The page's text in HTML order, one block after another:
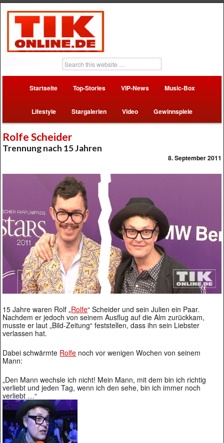
Startseite Top-Stories VIP-News Music-Box
Lifestyle Stargalerien Video Gewinnspiele
Rolfe Scheider
Trennung nach 15 Jahren
8. September 2011
15 Jahre waren Rolf „Rolfe“ Scheider und sein Julien ein Paar.
Nachdem er jedoch von seinem Ausflug auf die Alm zurückkam,
musste er laut „Bild-Zeitung“ feststellen, dass ihn sein Liebster
verlassen hat.
Dabei schwärmte Rolfe noch vor wenigen Wochen von seinem
Mann:
„Den Mann wechsle ich nicht! Mein Mann, mit dem bin ich richtig
verliebt und jeden Tag, wenn ich den sehe, bin ich immer noch
verliebt …“